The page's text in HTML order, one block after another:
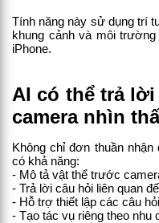
Tính năng này sử dụng trí
khung cảnh và môi
iPhone.
AI có thể trả
camera nhìn
Không chỉ đơn thuần nhận
có khả năng:
- Mô tả vật thể trước
- Trả lời câu hỏi liên quan
- Hỗ trợ thiết lập các câu
- Tạo tác vụ riêng theo nhu